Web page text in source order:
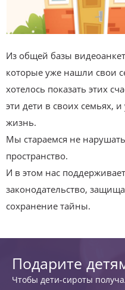
Из общей базы
которые уже нашли свои
хотелось показать этих
эти дети в своих семьях,
жизнь.
Мы стараемся не
пространство.
И в этом нас
законодательство,
сохранение тайны.
Подарите
Чтобы дети-сироты